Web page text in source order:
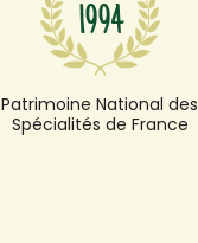
Patrimoine National des
Spécialités de France